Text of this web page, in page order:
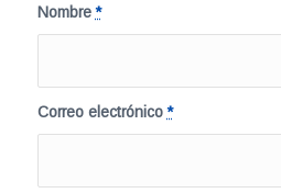
Nombre*
Correo electrónico*